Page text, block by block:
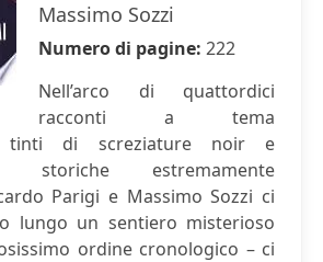
Massimo Sozzi
Numero di pagine: 222
Nell’arco di quattordici
racconti a tema
tinti di screziature noir e
storiche estremamente
Parigi e Massimo Sozzi ci
lungo un sentiero misterioso
ordine cronologico – ci